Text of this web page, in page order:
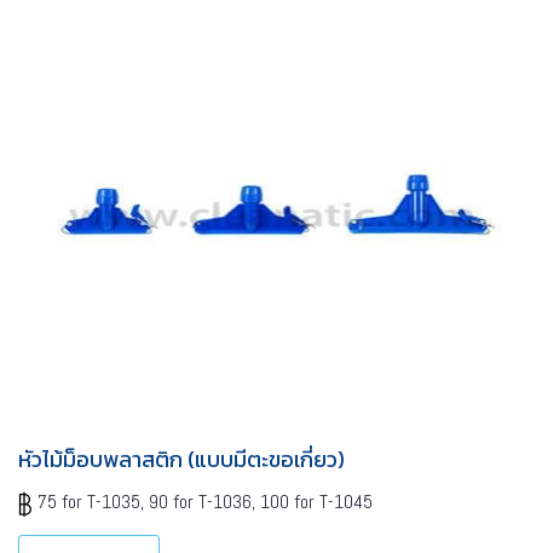
หัวไม้ม็อบพลาสติก (แบบมีตะขอเกี่ยว)
75 for T-1035, 90 for T-1036, 100 for T-1045